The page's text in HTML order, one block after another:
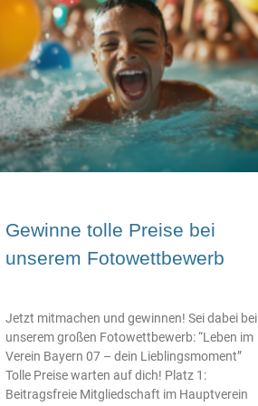
Gewinne tolle Preise bei
unserem Fotowettbewerb
Jetzt mitmachen und gewinnen! Sei dabei bei
unserem großen Fotowettbewerb: “Leben im
Verein Bayern 07 – dein Lieblingsmoment”
Tolle Preise warten auf dich! Platz 1:
Beitragsfreie Mitgliedschaft im Hauptverein